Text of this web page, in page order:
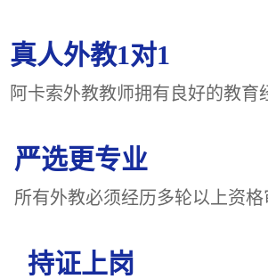
真人外教1对1
阿卡索外教教师拥有良好的教
严选更专业
所有外教必须经历多轮以上
持证上岗